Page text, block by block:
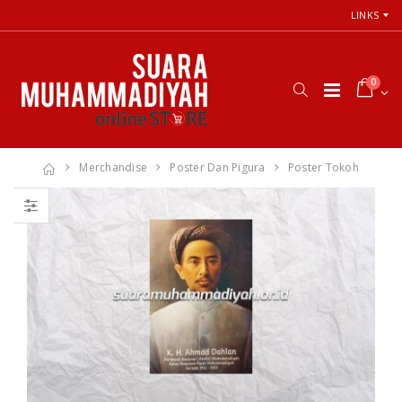
LINKS
0
Merchandise Poster Dan Pigura Poster Tokoh
Menemukan
Tuhan dalam
Luka, Cinta, dan
Sehari-hari
Rp. 0
Putusan Tarjih
Muhammadiyah
Himpunan